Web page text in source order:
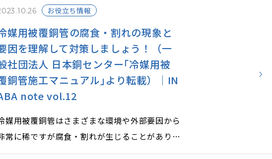
生現象を理解して、未然に予防する対策をしま
お役立ち情報
媒用被覆銅管の腐食・割れの現象と
因を理解して対策しましょう！（一
社団法人 日本銅センター｢冷媒用被
銅管施工マニュアル｣より転載）｜IN
note vol.12
媒用被覆銅管はさまざまな環境や外部要因から
常に稀ですが腐食・割れが生じることがありま
。